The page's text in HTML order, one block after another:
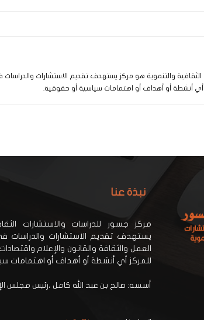
الثقافية والتنموية هو مركز يستهدف تقديم الاستشارات
أي أنشطة أو أهداف أو اهتمامات سياسية أو حقوقية.
نبذة عنا
مركز جسور للدراسات والاستشارات
يستهدف تقديم الاستشارات والدراسات
العمل والثقافة والقانون والإعلام
للمركز أي أنشطة أو أهداف أو اهتمامات
أسسه: صالح بن عبد الله كامل ،رئيس مجلس